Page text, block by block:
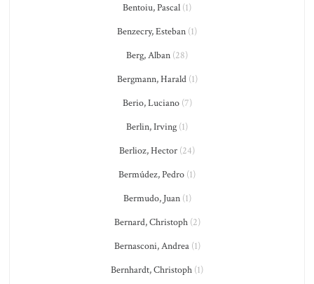
Bentoiu, Pascal (1)
Benzecry, Esteban (1)
Berg, Alban (28)
Bergmann, Harald(1)
Berio, Luciano(7)
Berlin, Irving (1)
Berlioz, Hector (24)
Bermúdez, Pedro (1)
Bermudo, Juan(1)
Bernard, Christoph(2)
Bernasconi, Andrea(1)
Bernhardt, Christoph (1)